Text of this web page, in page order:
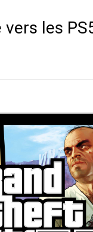
vers les